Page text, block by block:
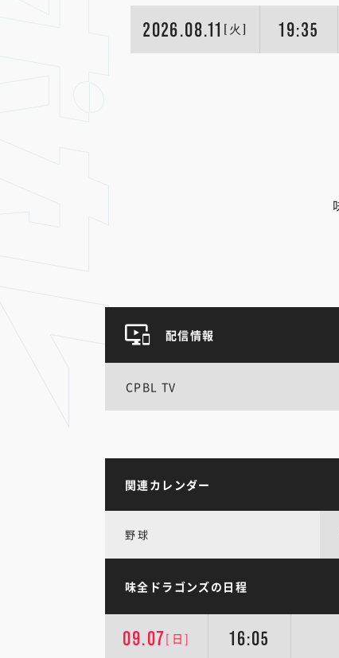
2026.08.11 [火] 19:35
配信情報
CPBL TV
関連カレンダー
野球
味全ドラゴンズの日程
09.07[日] 16:05